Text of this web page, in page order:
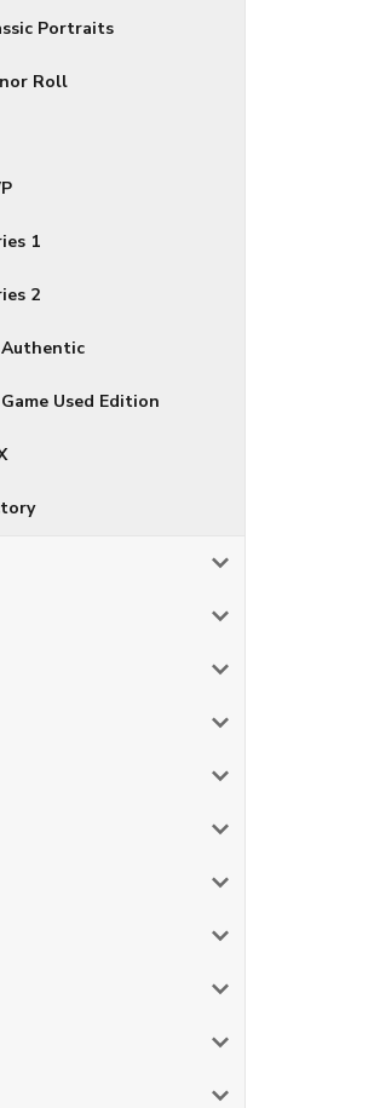
Portraits
Roll
1
2
Authentic
Used Edition